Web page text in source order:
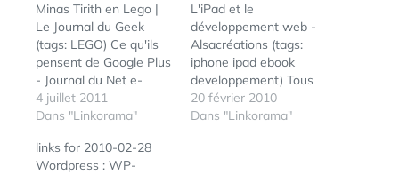
Minas Tirith en Lego |
Le Journal du Geek
(tags: LEGO) Ce qu'ils
pensent de Google Plus
- Journal du Net e-
Business (tags:
google+) Connaissez-
Doodles de Google ? |
WebTribulation Des
4 juillet 2011
Dans "Linkorama"
L'iPad et le
développement web -
Alsacréations (tags:
iphone ipad ebook
developpement) Tous
fans de séries le 19
mars... -
20 février 2010
Dans "Linkorama"
links for 2010-02-28
Wordpress : WP-